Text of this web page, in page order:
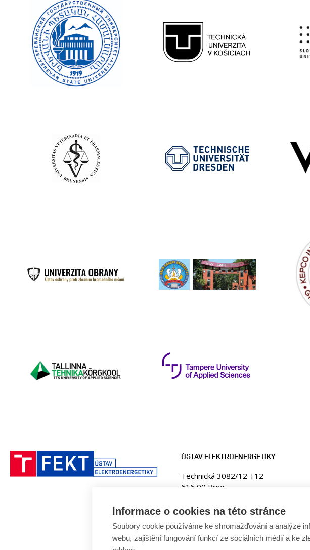
ÚSTAV ELEKTROENERGETIKY
Technická 3082/12 T12
616 00 Brno
Web:www.ueen.fekt.vut.cz
E-mail:fekt-ueen@vut.cz
Tel: +420 541 146 220
Informace o cookies na této stránce
Soubory cookie používáme ke shromažďování a analýze
webu, zajištění fungování funkcí ze sociálních médií a ke